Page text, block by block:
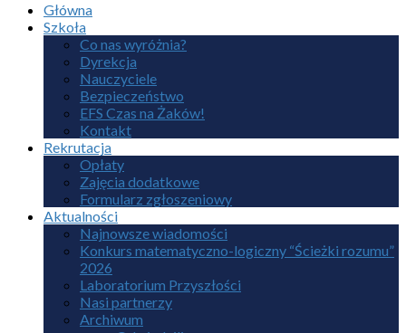
Główna
Szkoła
Co nas wyróżnia?
Dyrekcja
Nauczyciele
Bezpieczeństwo
EFS Czas na Żaków!
Kontakt
Rekrutacja
Opłaty
Zajęcia dodatkowe
Formularz zgłoszeniowy
Aktualności
Najnowsze wiadomości
Konkurs matematyczno-logiczny “Ścieżki rozumu”
2026
Laboratorium Przyszłości
Nasi partnerzy
Archiwum